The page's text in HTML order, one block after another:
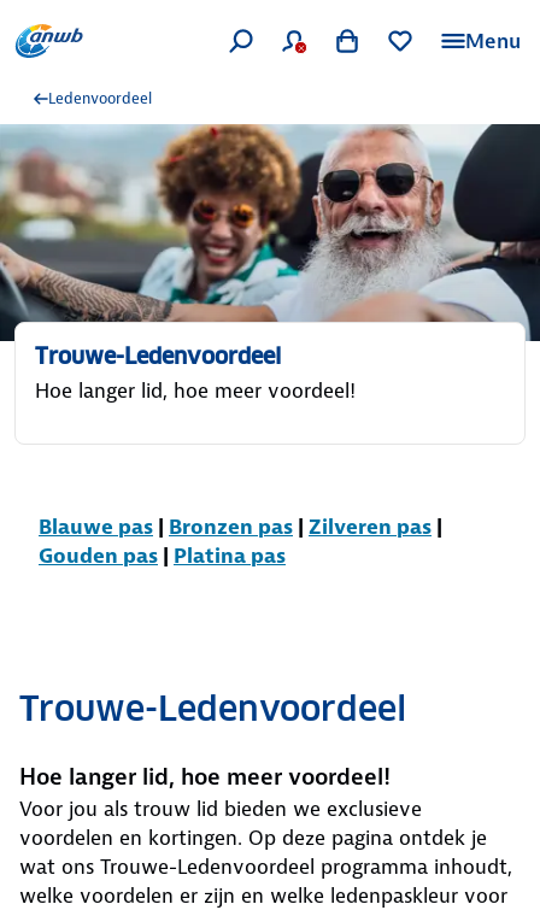
Menu
Ledenvoordeel
Trouwe-Ledenvoordeel
Hoe langer lid, hoe meer voordeel!
Blauwe pas | Bronzen pas | Zilveren pas |
Gouden pas | Platina pas
Trouwe-Ledenvoordeel
Hoe langer lid, hoe meer voordeel!
Voor jou als trouw lid bieden we exclusieve
voordelen en kortingen. Op deze pagina ontdek je
wat ons Trouwe-Ledenvoordeel programma inhoudt,
welke voordelen er zijn en welke ledenpaskleur voor